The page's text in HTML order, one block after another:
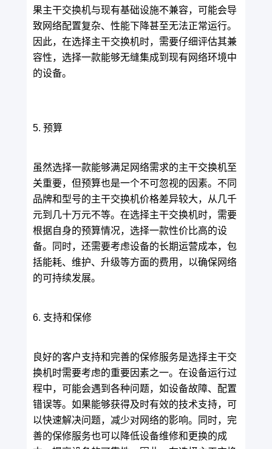
果主干交换机与现有基础设施不兼容，可能会导
致网络配置复杂、性能下降甚至无法正常运行。
因此，在选择主干交换机时，需要仔细评估其兼
容性，选择一款能够无缝集成到现有网络环境中
的设备。
5. 预算
虽然选择一款能够满足网络需求的主干交换机至
关重要，但预算也是一个不可忽视的因素。不同
品牌和型号的主干交换机价格差异较大，从几千
元到几十万元不等。在选择主干交换机时，需要
根据自身的预算情况，选择一款性价比高的设
备。同时，还需要考虑设备的长期运营成本，包
括能耗、维护、升级等方面的费用，以确保网络
的可持续发展。
6. 支持和保修
良好的客户支持和完善的保修服务是选择主干交
换机时需要考虑的重要因素之一。在设备运行过
程中，可能会遇到各种问题，如设备故障、配置
错误等。如果能够获得及时有效的技术支持，可
以快速解决问题，减少对网络的影响。同时，完
善的保修服务也可以降低设备维修和更换的成